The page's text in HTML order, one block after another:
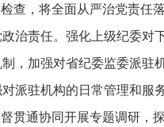
查，将全面从严治党责任
治责任。强化上级纪委对
，加强对省纪委监委派驻
派驻机构的日常管理和服
贯通协同开展专题调研，